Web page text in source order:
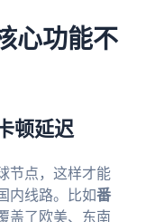
心功能不
顿延迟
节点，这样才能
内线路。比如番
盖了欧美、东南